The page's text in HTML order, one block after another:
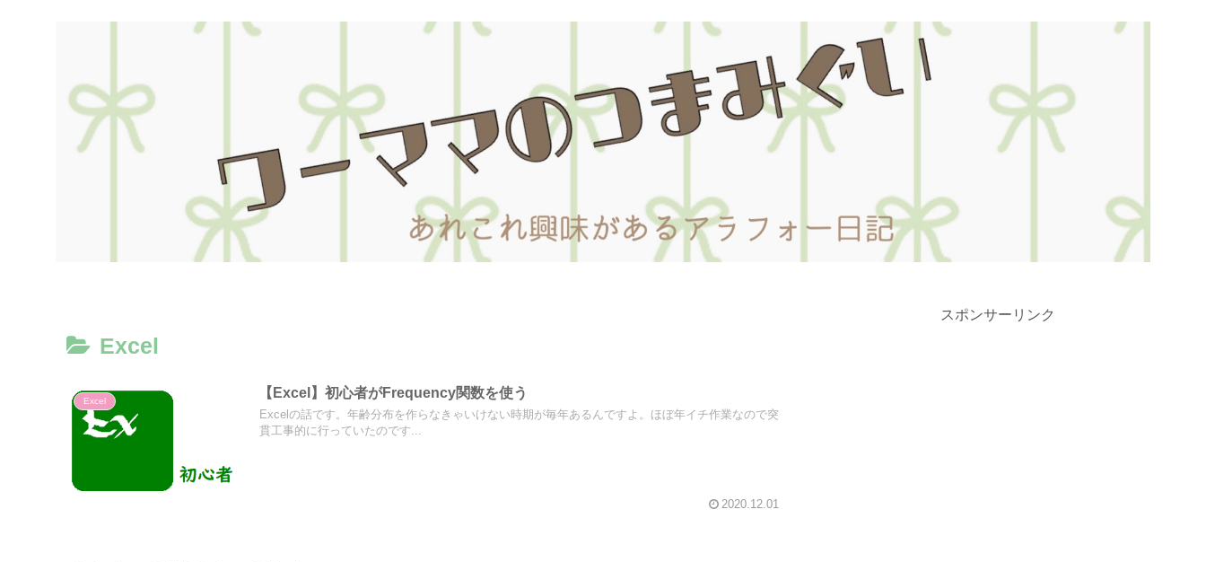
Excel
Excel
【Excel】初心者がFrequency関数を使う
Excelの話です。年齢分布を作らなきゃいけない時期が毎年あるんですよ。ほぼ年イチ作業なので突
貫工事的に行っていたのです...
2020.12.01
スポンサーリンク